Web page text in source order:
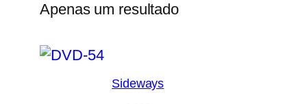
Apenas um resultado
Sideways